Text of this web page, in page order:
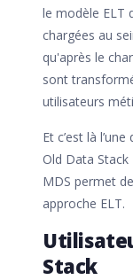
le modèle ELT
chargées au
qu'après le
sont
utilisateurs
Et c’est là
Old Data Stack
MDS permet
approche ELT.
Stack